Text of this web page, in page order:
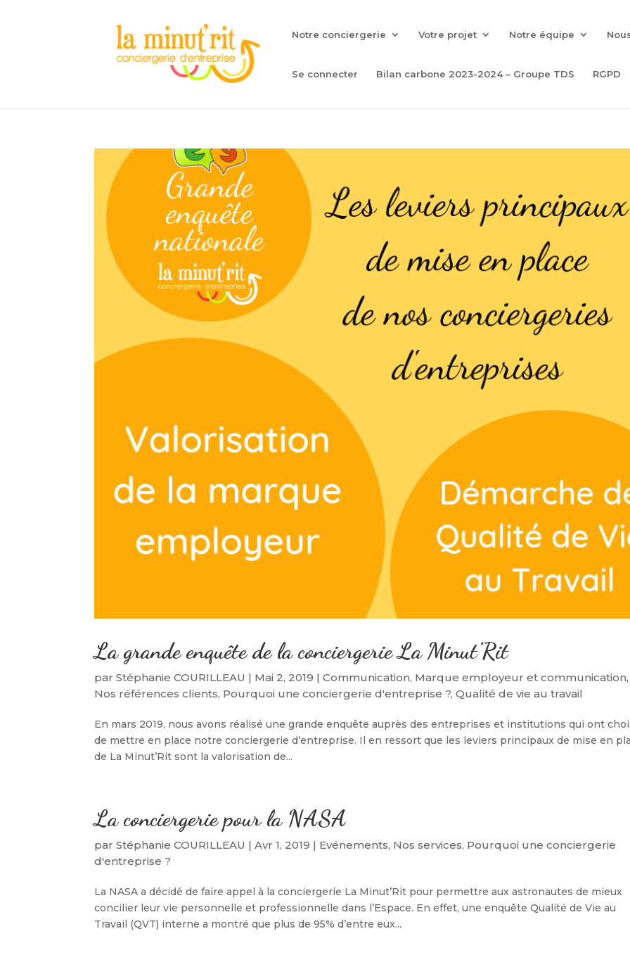
Notre conciergerie Votre projet Notre équipe
Se connecter Bilan carbone 2023-2024 – Groupe TDS RGPD
La grande enquête de la conciergerie La Minut’Rit
parStéphanie COURILLEAU | Mai 2, 2019 |Communication, Marque employeur et communication,
Nos références clients, Pourquoi une conciergerie d'entreprise ?,Qualité de vie au travail
En mars 2019, nous avons réalisé une grande enquête auprès des entreprises et institutions qui ont
de mettre en place notre conciergerie d’entreprise. Il en ressort que les leviers principaux de mise en
de La Minut’Rit sont la valorisation de...
La conciergerie pour la NASA
parStéphanie COURILLEAU |Avr 1, 2019 | Evénements, Nos services, Pourquoi une conciergerie
d'entreprise ?
La NASA a décidé de faire appel à la conciergerie La Minut’Rit pour permettre aux astronautes de mieux
concilier leur vie personnelle et professionnelle dans l’Espace. En effet, une enquête Qualité de Vie au
Travail (QVT) interne a montré que plus de 95% d’entre eux...